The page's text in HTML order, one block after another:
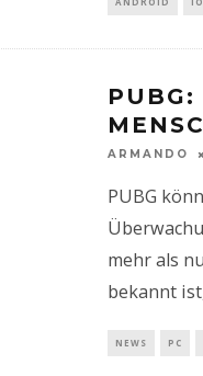
PUBG:
ARMANDO
PUBG
mehr als
bekannt
NEWS PC